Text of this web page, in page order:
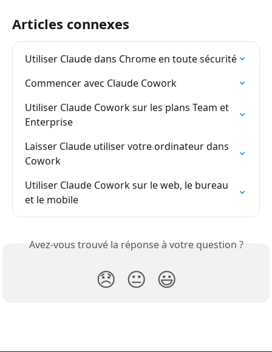
Articles connexes
Utiliser Claude dans Chrome en toute sécurité
Commencer avec Claude Cowork
Utiliser Claude Cowork sur les plans Team et
Enterprise
Laisser Claude utiliser votre ordinateur dans
Cowork
Utiliser Claude Cowork sur le web, le bureau
et le mobile
Avez-vous trouvé la réponse à votre question ?
😞 😐 😃